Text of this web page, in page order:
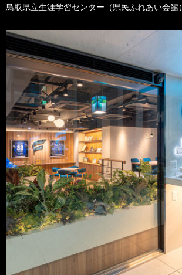
鳥取県立生涯学習センター（県民ふれあい会館）